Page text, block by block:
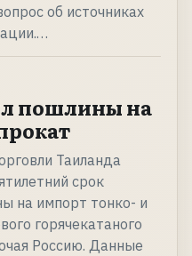
об источниках
пошлины на
Таиланда
срок
на импорт тонко- и
горячекатаного
Россию. Данные